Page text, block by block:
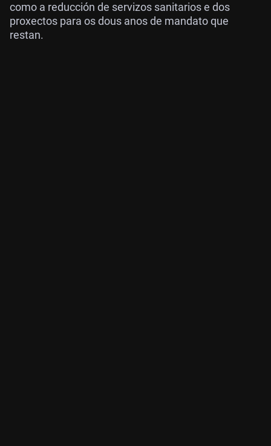
como a reducción de servizos sanitarios e dos
proxectos para os dous anos de mandato que
restan.